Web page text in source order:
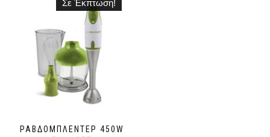
ΡΑΒΔΟΜΠΛΕΝΤΕΡ 450W
Σε Έκπτωση!